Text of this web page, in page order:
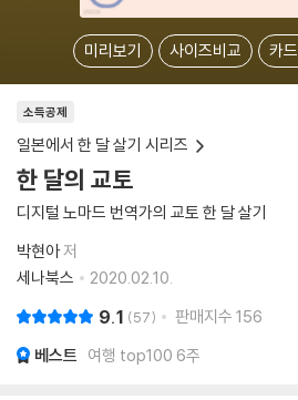
미리보기 사이즈비교 카
소득공제
일본에서 한 달 살기 시리즈
한 달의 교토
디지털 노마드 번역가의 교토 한 달 살기
박현아저
세나북스
2020.02.10.
9.1 57 판매지수 156
베스트 여행 top100 6주